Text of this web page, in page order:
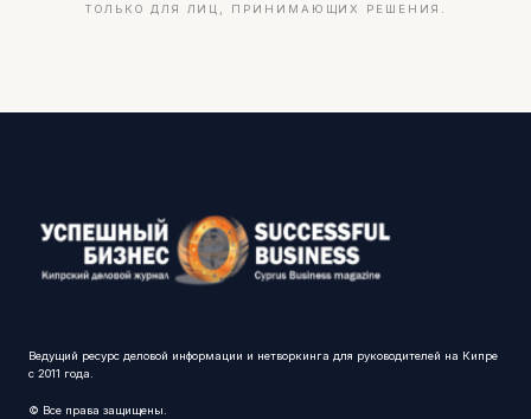
ТОЛЬКО ДЛЯ ЛИЦ, ПРИНИМАЮЩИХ РЕШЕНИЯ.
Ведущий ресурс деловой информации и нетворкинга для руководителей на Кипре
с 2011 года.
© Все права защищены.